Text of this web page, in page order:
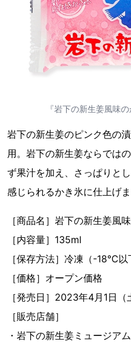
『岩下の新生姜風味
岩下の新生姜のピンク色の
用。岩下の新生姜ならでは
ず果汁を加え、さっぱりと
感じられるかき氷に仕上げま
［商品名］岩下の新生姜風
［内容量］135ml
［保存方法］冷凍（-18℃以
［価格］オープン価格
［発売日］2023年4月1日（
［販売店舗］
・岩下の新生姜ミュージアム